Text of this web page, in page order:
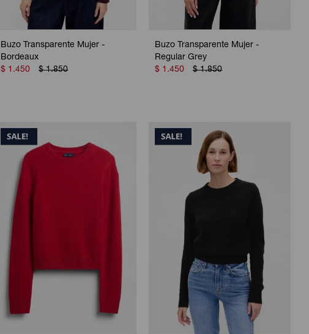
Buzo Transparente Mujer -
Bordeaux
$ 1.450 $ 1.850
Buzo Transparente Mujer -
Regular Grey
$ 1.450 $ 1.850